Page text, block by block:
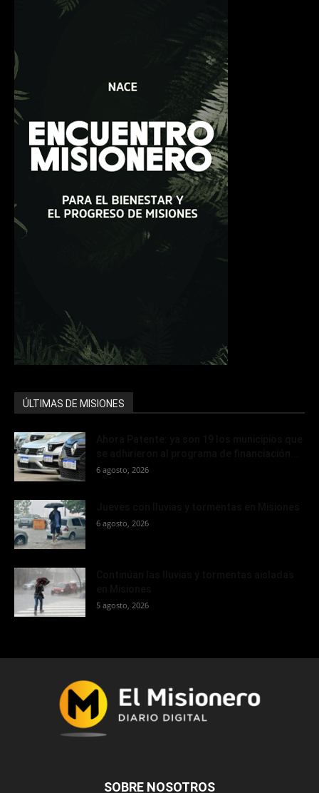
ÚLTIMAS DE MISIONES
6 agosto, 2026
6 agosto, 2026
5 agosto, 2026
SOBRE NOSOTROS